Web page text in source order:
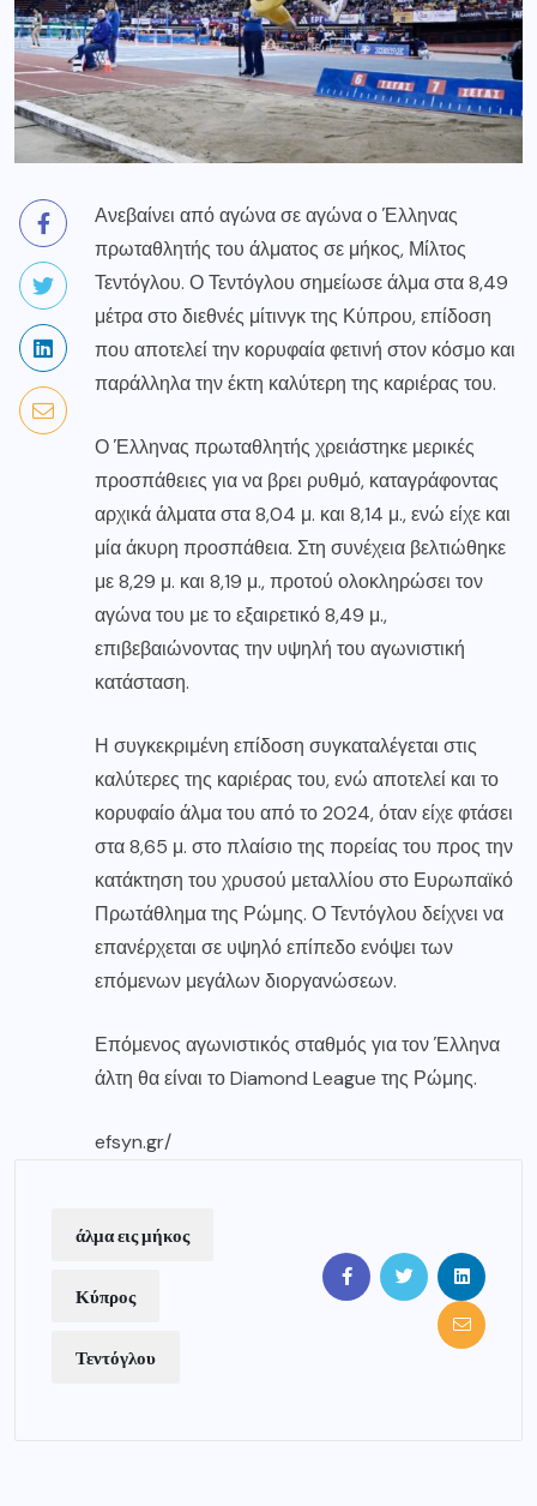
Ανεβαίνει από αγώνα σε αγώνα ο Έλληνας
πρωταθλητής του άλματος σε μήκος, Μίλτος
Τεντόγλου. Ο Τεντόγλου σημείωσε άλμα στα 8,49
μέτρα στο διεθνές μίτινγκ της Κύπρου, επίδοση
που αποτελεί την κορυφαία φετινή στον κόσμο και
παράλληλα την έκτη καλύτερη της καριέρας του.
Ο Έλληνας πρωταθλητής χρειάστηκε μερικές
προσπάθειες για να βρει ρυθμό, καταγράφοντας
αρχικά άλματα στα 8,04 μ. και 8,14 μ., ενώ είχε και
μία άκυρη προσπάθεια. Στη συνέχεια βελτιώθηκε
με 8,29 μ. και 8,19 μ., προτού ολοκληρώσει τον
αγώνα του με το εξαιρετικό 8,49 μ.,
επιβεβαιώνοντας την υψηλή του αγωνιστική
κατάσταση.
Η συγκεκριμένη επίδοση συγκαταλέγεται στις
καλύτερες της καριέρας του, ενώ αποτελεί και το
κορυφαίο άλμα του από το 2024, όταν είχε φτάσει
στα 8,65 μ. στο πλαίσιο της πορείας του προς την
κατάκτηση του χρυσού μεταλλίου στο Ευρωπαϊκό
Πρωτάθλημα της Ρώμης. Ο Τεντόγλου δείχνει να
επανέρχεται σε υψηλό επίπεδο ενόψει των
επόμενων μεγάλων διοργανώσεων.
Επόμενος αγωνιστικός σταθμός για τον Έλληνα
άλτη θα είναι το Diamond League της Ρώμης.
efsyn.gr/
άλμα εις μήκος
Κύπρος
Τεντόγλου